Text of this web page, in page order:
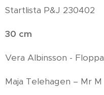
Startlista P&J 230402
30 cm
Vera Albinsson - Floppa
Maja Telehagen – Mr M